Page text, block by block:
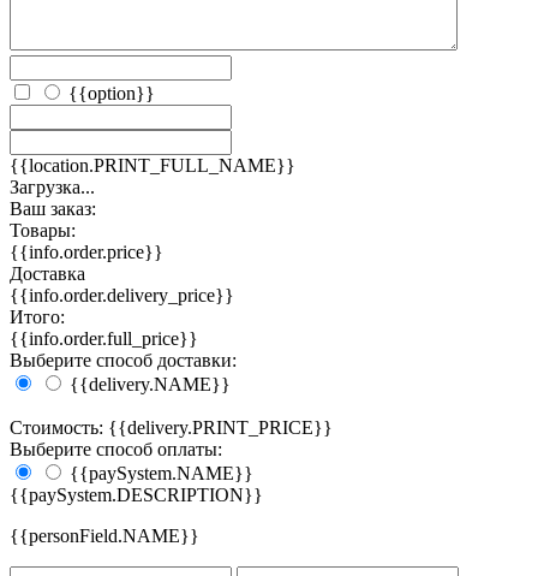
{{option}}
{{location.PRINT_FULL_NAME}}
Загрузка...
Ваш заказ:
Товары:
{{info.order.price}}
Доставка
{{info.order.delivery_price}}
Итого:
{{info.order.full_price}}
Выберите способ доставки:
{{delivery.NAME}}
Стоимость: {{delivery.PRINT_PRICE}}
Выберите способ оплаты:
{{paySystem.NAME}}
{{paySystem.DESCRIPTION}}
{{personField.NAME}}